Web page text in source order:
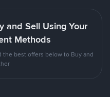
and Sell Using Your
Methods
the best offers below to Buy and